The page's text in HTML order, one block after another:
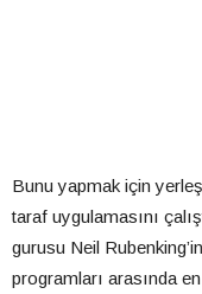
Bunu yapmak için
taraf uygulamasını
gurusu Neil
programları arasında